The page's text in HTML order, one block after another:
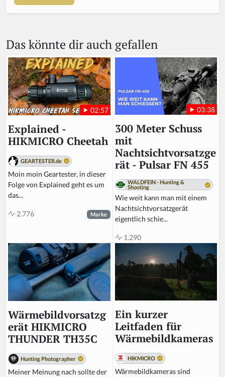
h
u
m
a
n,
ig
n
o
r
e
t
hi
s
fi
el
d
Das könnte dir auch gefallen
02:57
Explained -
HIKMICRO Cheetah
GEARTESTER.de
Moin moin Geartester, in dieser
Folge von Explained geht es um
das...
2.776 Marke
03:38
300 Meter Schuss
mit
Nachtsichtvorsatzge
rät - Pulsar FN 455
WALDFEIN - Hunting &
Shooting
Wie weit kann man mit einem
Nachtsichtvorsatzgerät
eigentlich schie...
1.290
Wärmebildvorsatzg
erät HIKMICRO
THUNDER TH35C
Hunting Photographer
Meiner Meinung nach sollte der
Ein kurzer
Leitfaden für
Wärmebildkameras
HIKMICRO
Wärmebildkameras sind